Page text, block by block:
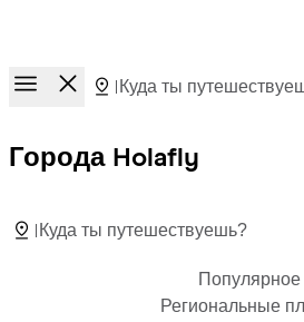
1 ГБ экстра-трафика
после окончания тарифа на
Города Holafly
Популярное
Региональные